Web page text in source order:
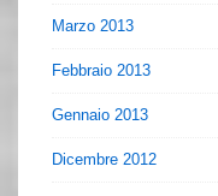
Marzo 2013
Febbraio 2013
Gennaio 2013
Dicembre 2012